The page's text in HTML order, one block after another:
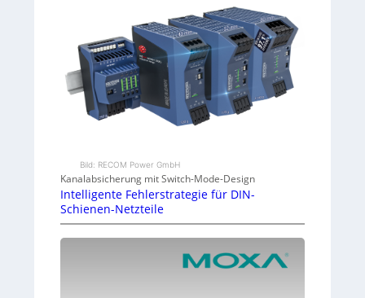
Bild: RECOM Power GmbH
Kanalabsicherung mit Switch-Mode-Design
Intelligente Fehlerstrategie für DIN-
Schienen-Netzteile